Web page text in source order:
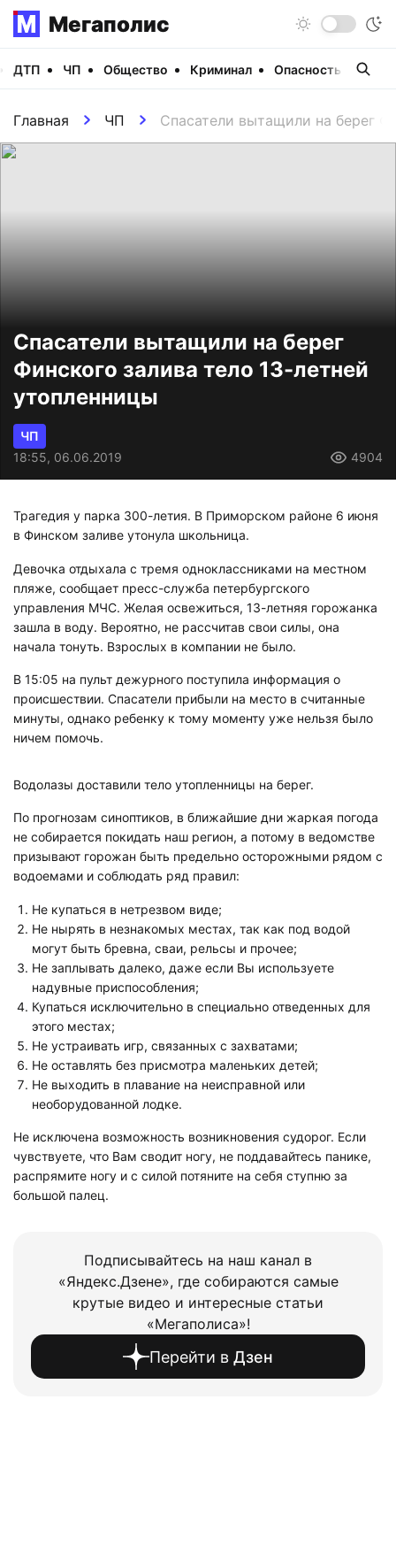
Мегаполис
ДТП ЧП Общество Криминал Опасность
Главная ЧП Спасатели вытащили на берег
Спасатели вытащили на берег
Финского залива тело 13-летней
утопленницы
ЧП
18:55, 06.06.2019
4904
Трагедия у парка 300-летия. В Приморском районе 6 июня
в Финском заливе утонула школьница.
Девочка отдыхала с тремя одноклассниками на местном
пляже, сообщает пресс-служба петербургского
управления МЧС. Желая освежиться, 13-летняя горожанка
зашла в воду. Вероятно, не рассчитав свои силы, она
начала тонуть. Взрослых в компании не было.
В 15:05 на пульт дежурного поступила информация о
происшествии. Спасатели прибыли на место в считанные
минуты, однако ребенку к тому моменту уже нельзя было
ничем помочь.
Водолазы доставили тело утопленницы на берег.
По прогнозам синоптиков, в ближайшие дни жаркая погода
не собирается покидать наш регион, а потому в ведомстве
призывают горожан быть предельно осторожными рядом с
водоемами и соблюдать ряд правил:
Не купаться в нетрезвом виде;
Не нырять в незнакомых местах, так как под водой
могут быть бревна, сваи, рельсы и прочее;
Не заплывать далеко, даже если Вы используете
надувные приспособления;
Купаться исключительно в специально отведенных для
этого местах;
Не устраивать игр, связанных с захватами;
Не оставлять без присмотра маленьких детей;
Не выходить в плавание на неисправной или
необорудованной лодке.
Не исключена возможность возникновения судорог. Если
чувствуете, что Вам сводит ногу, не поддавайтесь панике,
распрямите ногу и с силой потяните на себя ступню за
большой палец.
Подписывайтесь на наш канал в
«Яндекс.Дзене», где собираются самые
крутые видео и интересные статьи
«Мегаполиса»!
Перейти в Дзен